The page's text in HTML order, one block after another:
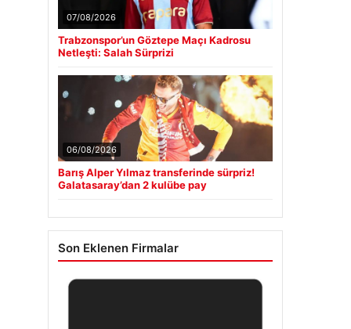
07/08/2026
Trabzonspor’un Göztepe Maçı Kadrosu
Netleşti: Salah Sürprizi
06/08/2026
Barış Alper Yılmaz transferinde sürpriz!
Galatasaray’dan 2 kulübe pay
Son Eklenen Firmalar